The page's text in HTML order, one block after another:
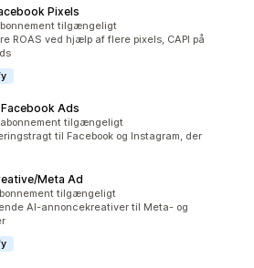
Pixels
tilgængeligt
ROAS ved hjælp af flere pixels, CAPI på
Ads
tilgængeligt
til Facebook og Instagram, der
Meta Ad
tilgængeligt
AI-annoncekreativer til Meta- og